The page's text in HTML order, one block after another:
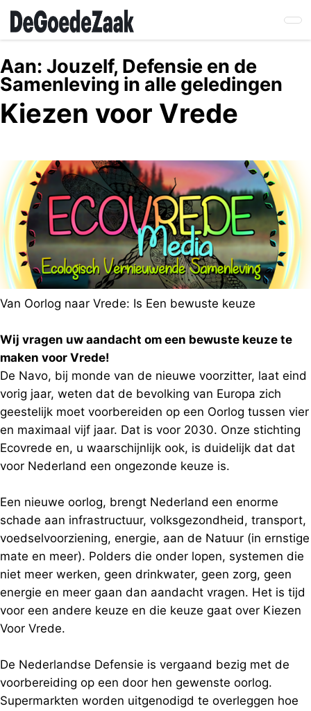
Skip
main
content
Aan: Jouzelf, Defensie en de
Samenleving in alle geledingen
Kiezen voor Vrede
Van Oorlog naar Vrede: Is Een bewuste keuze
Wij vragen uw aandacht om een bewuste keuze te
maken voor Vrede!
De Navo, bij monde van de nieuwe voorzitter, laat eind
vorig jaar, weten dat de bevolking van Europa zich
geestelijk moet voorbereiden op een Oorlog tussen vier
en maximaal vijf jaar. Dat is voor 2030. Onze stichting
Ecovrede en, u waarschijnlijk ook, is duidelijk dat dat
voor Nederland een ongezonde keuze is.
Een nieuwe oorlog, brengt Nederland een enorme
schade aan infrastructuur, volksgezondheid, transport,
voedselvoorziening, energie, aan de Natuur (in ernstige
mate en meer). Polders die onder lopen, systemen die
niet meer werken, geen drinkwater, geen zorg, geen
energie en meer gaan dan aandacht vragen. Het is tijd
voor een andere keuze en die keuze gaat over Kiezen
Voor Vrede.
De Nederlandse Defensie is vergaand bezig met de
voorbereiding op een door hen gewenste oorlog.
Supermarkten worden uitgenodigd te overleggen hoe